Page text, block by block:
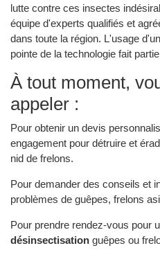
lutte contre ces insectes
équipe d'experts qualifiés et
dans toute la région. L'usage
pointe de la technologie fait
À tout moment,
appeler :
Pour obtenir un devis
engagement pour détruire et
nid de frelons.
Pour demander des conseils et
problèmes de guêpes, frelons
Pour prendre rendez-vous pour
désinsectisation guêpes ou